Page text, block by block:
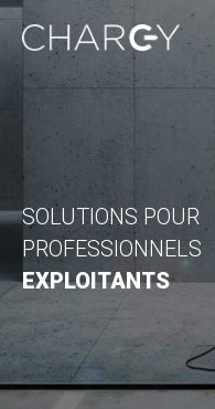
SOLUTIONS POUR
PROFESSIONNELS
EXPLOITANTS